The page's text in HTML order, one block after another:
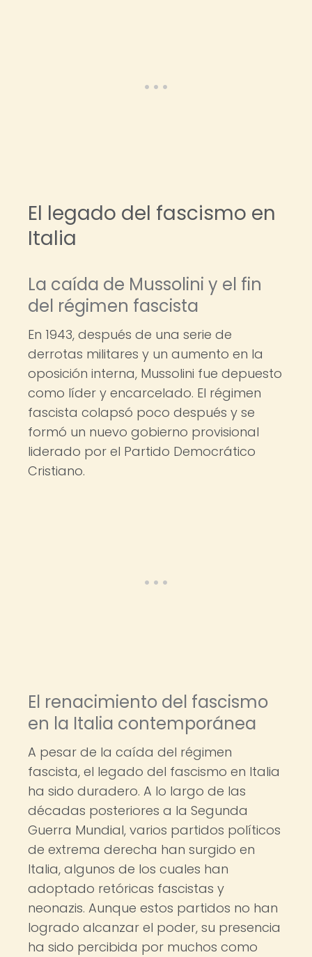
El legado del fascismo en
Italia
La caída de Mussolini y el fin
del régimen fascista
En 1943, después de una serie de
derrotas militares y un aumento en la
oposición interna, Mussolini fue depuesto
como líder y encarcelado. El régimen
fascista colapsó poco después y se
formó un nuevo gobierno provisional
liderado por el Partido Democrático
Cristiano.
El renacimiento del fascismo
en la Italia contemporánea
A pesar de la caída del régimen
fascista, el legado del fascismo en Italia
ha sido duradero. A lo largo de las
décadas posteriores a la Segunda
Guerra Mundial, varios partidos políticos
de extrema derecha han surgido en
Italia, algunos de los cuales han
adoptado retóricas fascistas y
neonazis. Aunque estos partidos no han
logrado alcanzar el poder, su presencia
ha sido percibida por muchos como